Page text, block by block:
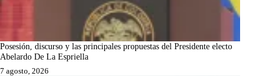
Posesión, discurso y las principales propuestas del Presidente electo
Abelardo De La Espriella
7 agosto, 2026